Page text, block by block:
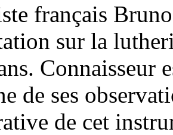
français
sur la
Connaisseur
de ses
de cet